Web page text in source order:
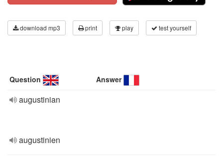
download mp3 print play test yourself
Question Answer
augustinian
augustinien